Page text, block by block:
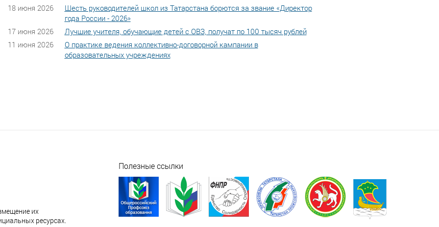
18 июня 2026
Шесть руководителей школ из Татарстана борются за звание «Директор
года России - 2026»
17 июня 2026
Лучшие учителя, обучающие детей с ОВЗ, получат по 100 тысяч рублей
11 июня 2026
О практике ведения коллективно-договорной кампании в
образовательных учреждениях
их
ресурсах.
Полезные ссылки